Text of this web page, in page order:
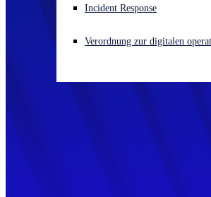
Incident Response
Verordnung zur digitalen